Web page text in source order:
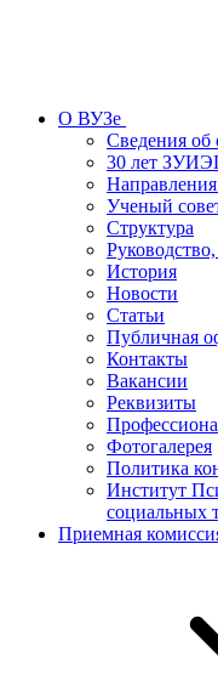
О ВУЗе
Сведения об
30 лет
Ученый
Структура
История
Новости
Статьи
Публичная
Контакты
Вакансии
Реквизиты
Фотогалерея
Политика
Институт
социальных
Приемная